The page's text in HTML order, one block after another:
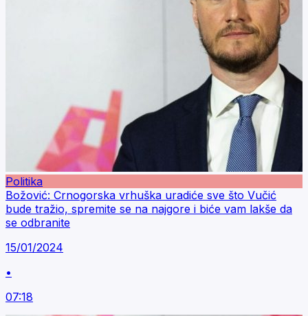
Politika
Božović: Crnogorska vrhuška uradiće sve što Vučić
bude tražio, spremite se na najgore i biće vam lakše da
se odbranite
15/01/2024
•
07:18